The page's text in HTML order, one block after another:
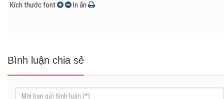
Kích thước font In ấn
Bình luận chia sẻ